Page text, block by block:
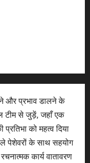
और प्रभाव डालने के
टीम से जुड़ें, जहाँ एक
को महत्व दिया
पेशेवरों के साथ सहयोग
कार्य वातावरण